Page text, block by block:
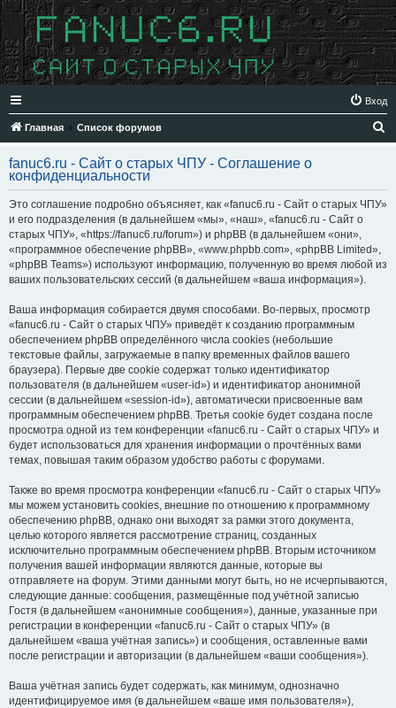
Вход
Главная Список форумов
с
fanuc6.ru - Сайт о старых ЧПУ - Соглашение о
конфиденциальности
Это соглашение подробно объясняет, как «fanuc6.ru - Сайт о старых ЧПУ»
и его подразделения (в дальнейшем «мы», «наш», «fanuc6.ru - Сайт о
старых ЧПУ», «https://fanuc6.ru/forum») и phpBB (в дальнейшем «они»,
«программное обеспечение phpBB», «www.phpbb.com», «phpBB Limited»,
«phpBB Teams») используют информацию, полученную во время любой из
ваших пользовательских сессий (в дальнейшем «ваша информация»).
Ваша информация собирается двумя способами. Во-первых, просмотр
«fanuc6.ru - Сайт о старых ЧПУ» приведёт к созданию программным
обеспечением phpBB определённого числа cookies (небольшие
текстовые файлы, загружаемые в папку временных файлов вашего
браузера). Первые две cookie содержат только идентификатор
пользователя (в дальнейшем «user-id») и идентификатор анонимной
сессии (в дальнейшем «session-id»), автоматически присвоенные вам
программным обеспечением phpBB. Третья cookie будет создана после
просмотра одной из тем конференции «fanuc6.ru - Сайт о старых ЧПУ» и
будет использоваться для хранения информации о прочтённых вами
темах, повышая таким образом удобство работы с форумами.
Также во время просмотра конференции «fanuc6.ru - Сайт о старых ЧПУ»
мы можем установить cookies, внешние по отношению к программному
обеспечению phpBB, однако они выходят за рамки этого документа,
целью которого является рассмотрение страниц, созданных
исключительно программным обеспечением phpBB. Вторым источником
получения вашей информации являются данные, которые вы
отправляете на форум. Этими данными могут быть, но не исчерпываются,
следующие данные: сообщения, размещённые под учётной записью
Гостя (в дальнейшем «анонимные сообщения»), данные, указанные при
регистрации в конференции «fanuc6.ru - Сайт о старых ЧПУ» (в
дальнейшем «ваша учётная запись») и сообщения, оставленные вами
после регистрации и авторизации (в дальнейшем «ваши сообщения»).
Ваша учётная запись будет содержать, как минимум, однозначно
идентифицируемое имя (в дальнейшем «ваше имя пользователя»),